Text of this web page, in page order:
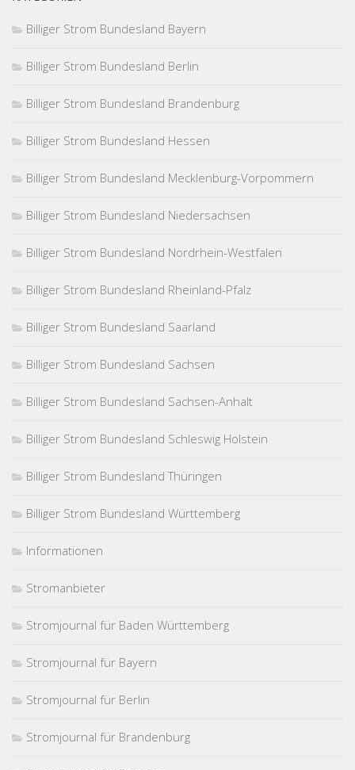
Billiger Strom Bundesland Bayern
Billiger Strom Bundesland Berlin
Billiger Strom Bundesland Brandenburg
Billiger Strom Bundesland Hessen
Billiger Strom Bundesland Mecklenburg-Vorpommern
Billiger Strom Bundesland Niedersachsen
Billiger Strom Bundesland Nordrhein-Westfalen
Billiger Strom Bundesland Rheinland-Pfalz
Billiger Strom Bundesland Saarland
Billiger Strom Bundesland Sachsen
Billiger Strom Bundesland Sachsen-Anhalt
Billiger Strom Bundesland Schleswig Holstein
Billiger Strom Bundesland Thüringen
Billiger Strom Bundesland Württemberg
Informationen
Stromanbieter
Stromjournal für Baden Württemberg
Stromjournal für Bayern
Stromjournal für Berlin
Stromjournal für Brandenburg